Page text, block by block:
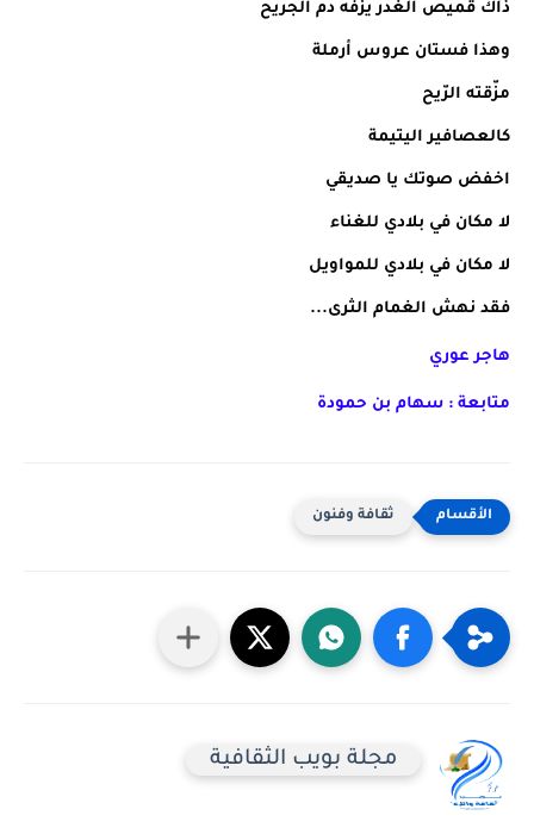
ذاك قميص الغدر يزفّه دم الجريح
وهذا فستان عروس أرملة
مزّقته الرّيح
كالعصافير اليتيمة
اخفض صوتك يا صديقي
لا مكان في بلادي للغناء
لا مكان في بلادي للمواويل
فقد نهش الغمام الثرى...
هاجر عوري
متابعة : سهام بن حمودة
ثقافة وفنون
مجلة بويب الثقافية